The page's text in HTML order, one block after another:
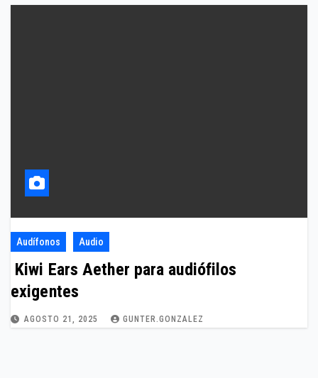
Audífonos Audio
Kiwi Ears Aether para audiófilos
exigentes
AGOSTO 21, 2025 GUNTER.GONZALEZ